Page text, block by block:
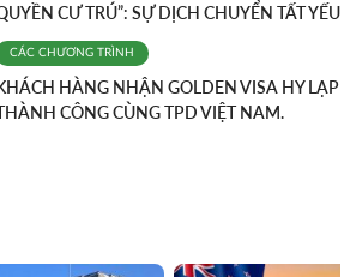
CƯ TRÚ”: SỰ DỊCH CHUYỂN TẤT YẾU
CÁC CHƯƠNG TRÌNH
HÀNG NHẬN GOLDEN VISA HY LẠP
CÔNG CÙNG TPD VIỆT NAM.